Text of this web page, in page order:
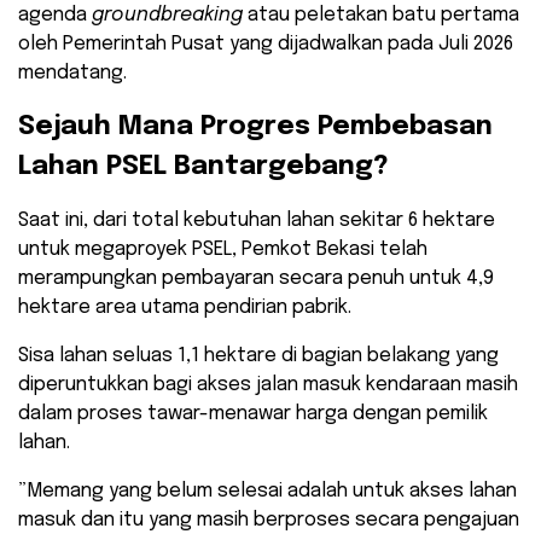
agenda groundbreaking atau peletakan batu pertama
oleh Pemerintah Pusat yang dijadwalkan pada Juli 2026
mendatang.
​Sejauh Mana Progres Pembebasan
Lahan PSEL Bantargebang?
​Saat ini, dari total kebutuhan lahan sekitar 6 hektare
untuk megaproyek PSEL, Pemkot Bekasi telah
merampungkan pembayaran secara penuh untuk 4,9
hektare area utama pendirian pabrik.
Sisa lahan seluas 1,1 hektare di bagian belakang yang
diperuntukkan bagi akses jalan masuk kendaraan masih
dalam proses tawar-menawar harga dengan pemilik
lahan.
​”Memang yang belum selesai adalah untuk akses lahan
masuk dan itu yang masih berproses secara pengajuan